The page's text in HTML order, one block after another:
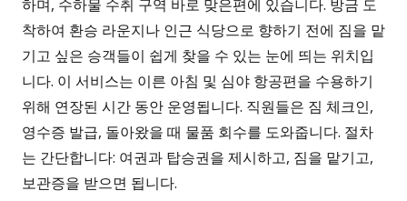
하며, 수하물 수취 구역 바로 맞은편에 있습니다. 방금 도
착하여 환승 라운지나 인근 식당으로 향하기 전에 짐을 맡
기고 싶은 승객들이 쉽게 찾을 수 있는 눈에 띄는 위치입
니다. 이 서비스는 이른 아침 및 심야 항공편을 수용하기
위해 연장된 시간 동안 운영됩니다. 직원들은 짐 체크인,
영수증 발급, 돌아왔을 때 물품 회수를 도와줍니다. 절차
는 간단합니다: 여권과 탑승권을 제시하고, 짐을 맡기고,
보관증을 받으면 됩니다.